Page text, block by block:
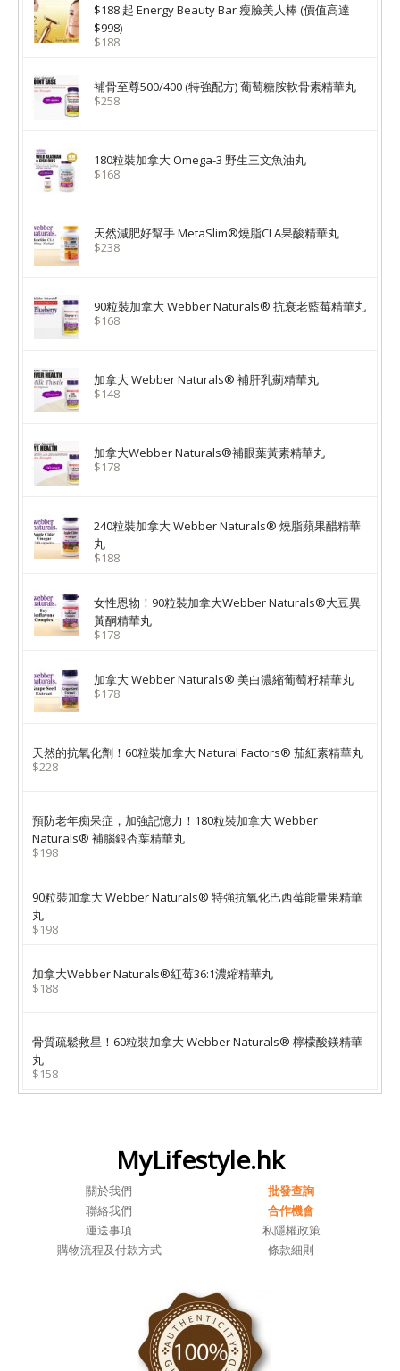
$188 起 Energy Beauty Bar 瘦臉美人棒 (價值高達
$998)
$188
補骨至尊500/400 (特強配方) 葡萄糖胺軟骨素精華丸
$258
180粒裝加拿大 Omega-3 野生三文魚油丸
$168
天然減肥好幫手 MetaSlim®燒脂CLA果酸精華丸
$238
90粒裝加拿大 Webber Naturals® 抗衰老藍莓精華丸
$168
加拿大 Webber Naturals® 補肝乳薊精華丸
$148
加拿大Webber Naturals®補眼葉黃素精華丸
$178
240粒裝加拿大 Webber Naturals® 燒脂蘋果醋精華
丸
$188
女性恩物！90粒裝加拿大Webber Naturals®大豆異
黃酮精華丸
$178
加拿大 Webber Naturals® 美白濃縮葡萄籽精華丸
$178
天然的抗氧化劑！60粒裝加拿大 Natural Factors® 茄紅素精華丸
$228
預防老年痴呆症，加強記憶力！180粒裝加拿大 Webber
Naturals® 補腦銀杏葉精華丸
$198
90粒裝加拿大 Webber Naturals® 特強抗氧化巴西莓能量果精華
丸
$198
加拿大Webber Naturals®紅莓36:1濃縮精華丸
$188
骨質疏鬆救星！60粒裝加拿大 Webber Naturals® 檸檬酸鎂精華
丸
$158
MyLifestyle.hk
關於我們
批發查詢
聯絡我們
合作機會
運送事項
私隱權政策
購物流程及付款方式
條款細則